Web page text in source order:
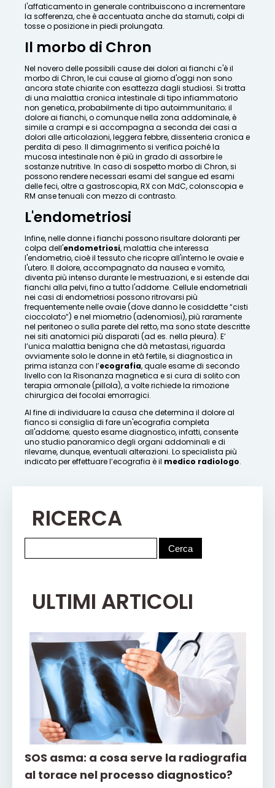
l'affaticamento in generale contribuiscono a incrementare
la sofferenza, che è accentuata anche da starnuti, colpi di
tosse o posizione in piedi prolungata.
Il morbo di Chron
Nel novero delle possibili cause dei dolori ai fianchi c'è il
morbo di Chron, le cui cause al giorno d'oggi non sono
ancora state chiarite con esattezza dagli studiosi. Si tratta
di una malattia cronica intestinale di tipo infiammatorio
non genetica, probabilmente di tipo autoimmunitario; il
dolore ai fianchi, o comunque nella zona addominale, è
simile a crampi e si accompagna a seconda dei casi a
dolori alle articolazioni, leggera febbre, dissenteria cronica e
perdita di peso. Il dimagrimento si verifica poiché la
mucosa intestinale non è più in grado di assorbire le
sostanze nutritive. In caso di sospetto morbo di Chron, si
possono rendere necessari esami del sangue ed esami
delle feci, oltre a gastroscopia, RX con MdC, colonscopia e
RM anse tenuali con mezzo di contrasto.
L'endometriosi
Infine, nelle donne i fianchi possono risultare doloranti per
colpa dell'endometriosi, malattia che interessa
l'endometrio, cioè il tessuto che ricopre all'interno le ovaie e
l'utero. Il dolore, accompagnato da nausea e vomito,
diventa più intenso durante le mestruazioni, e si estende dai
fianchi alla pelvi, fino a tutto l'addome. Cellule endometriali
nei casi di endometriosi possono ritrovarsi più
frequentemente nelle ovaie (dove danno le cosiddette “cisti
cioccolato”) e nel miometrio (adenomiosi), più raramente
nel peritoneo o sulla parete del retto, ma sono state descritte
nei siti anatomici più disparati (ad es. nella pleura). E’
l’unica malattia benigna che dà metastasi, riguarda
ovviamente solo le donne in età fertile, si diagnostica in
prima istanza con l’ecografia, quale esame di secondo
livello con la Risonanza magnetica e si cura di solito con
terapia ormonale (pillola), a volte richiede la rimozione
chirurgica dei focolai emorragici.
Al fine di individuare la causa che determina il dolore al
fianco si consiglia di fare un'ecografia completa
all'addome; questo esame diagnostico, infatti, consente
uno studio panoramico degli organi addominali e di
rilevarne, dunque, eventuali alterazioni. Lo specialista più
indicato per effettuare l’ecografia è il medico radiologo.
RICERCA
ULTIMI ARTICOLI
SOS asma: a cosa serve la radiografia
al torace nel processo diagnostico?